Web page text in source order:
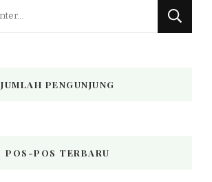
JUMLAH PENGUNJUNG
POS-POS TERBARU